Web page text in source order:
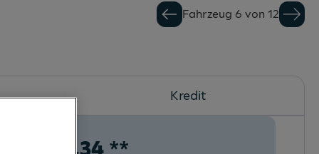
Fahrzeug 6 von 12
Kredit
€ 290,34**